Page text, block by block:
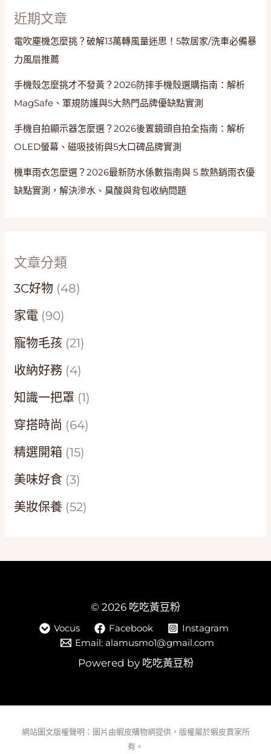
避
震
與
防
拉
鍊
近期文章
電吹塵機怎麼挑？破解13萬轉風量迷思！5款居家/洗車必備暴
力風扇推薦
手機殼怎麼挑才不發黃？2026防摔手機殼選購指南：解析
MagSafe、軍規防護與5大熱門品牌優缺點實測
手機自拍顯示器怎麼選？2026後置鏡頭自拍全指南：解析
OLED螢幕、磁吸技術與5大口碑品牌實測
機車雨衣怎麼選？2026最新防水係數指南與 5 款熱銷雨衣優
缺點實測，解決滲水、臭酸與背包收納問題
文章分類
3C好物 (48)
家電 (90)
寵物毛孩 (21)
收納好務 (4)
知識一把罩 (1)
穿搭時尚 (64)
精選開箱 (15)
美味好食 (3)
美妝保養 (52)
© 2026 吃吃黃豆粉
Vocus Facebook
Instagram
Email: alamusmo1@gmail.com
Powered by 吃吃黃豆粉
網站圖文版權聲明：圖片由蝦皮購物網提供，版權屬於蝦皮賣家所
有。